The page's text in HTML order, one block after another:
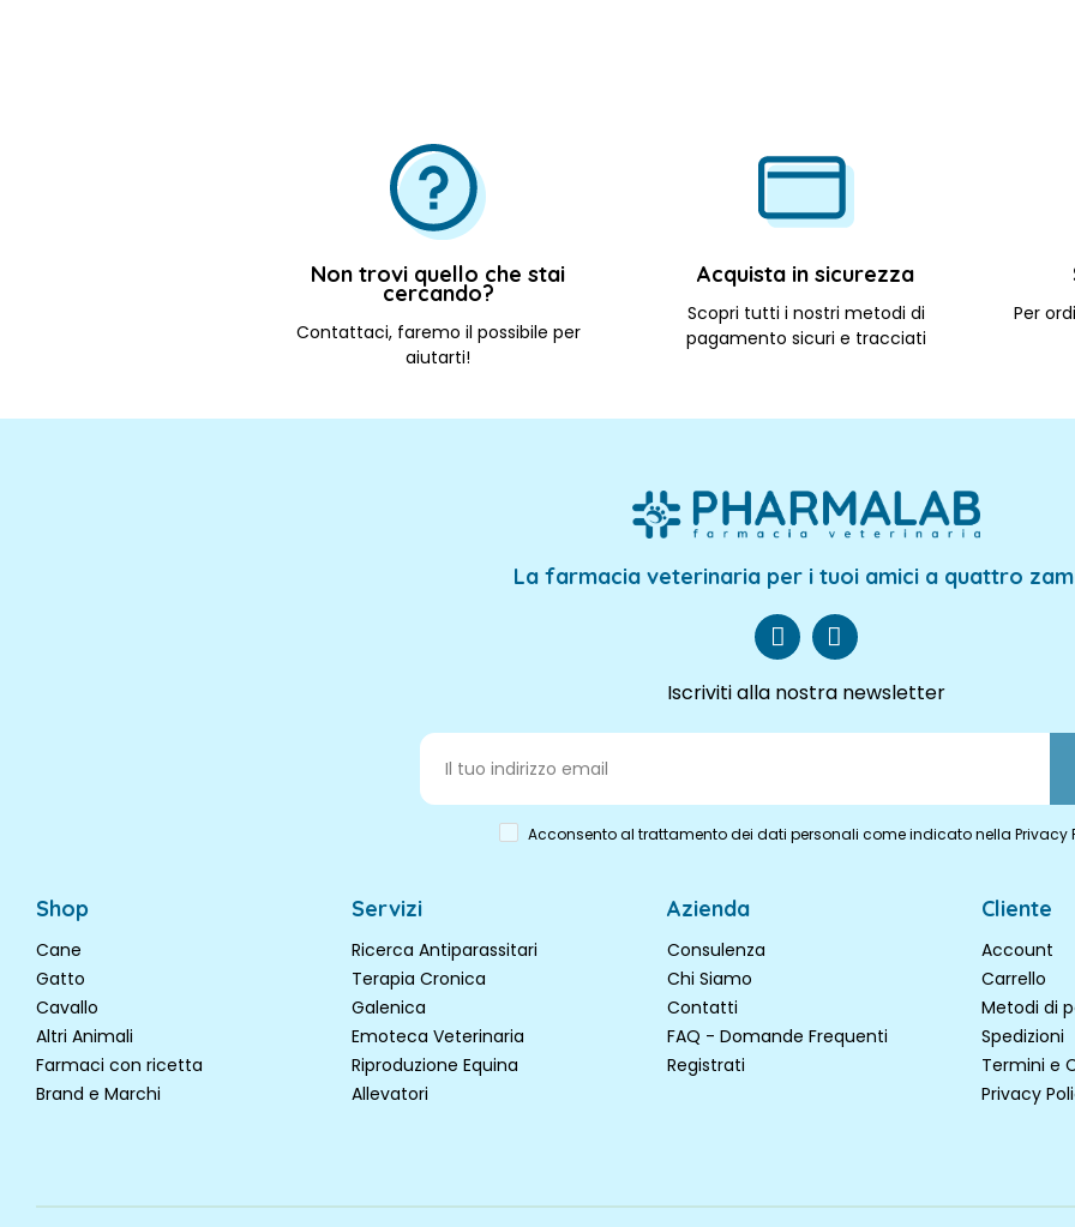
Non trovi quello che stai
cercando?
Contattaci, faremo il possibile per
aiutarti!
Acquista in sicurezza
Scopri tutti i nostri metodi di
pagamento sicuri e tracciati
Per
La farmacia veterinaria per i tuoi amici a quattro
Iscriviti alla nostra newsletter
Acconsento al trattamento dei dati personali come indicato nella Privacy
Shop
Cane
Gatto
Cavallo
Altri Animali
Farmaci con ricetta
Brand e Marchi
Servizi
Ricerca Antiparassitari
Terapia Cronica
Galenica
Emoteca Veterinaria
Riproduzione Equina
Allevatori
Azienda
Consulenza
Chi Siamo
Contatti
FAQ - Domande Frequenti
Registrati
Cliente
Account
Carrello
Metodi di
Spedizioni
Termini e
Privacy